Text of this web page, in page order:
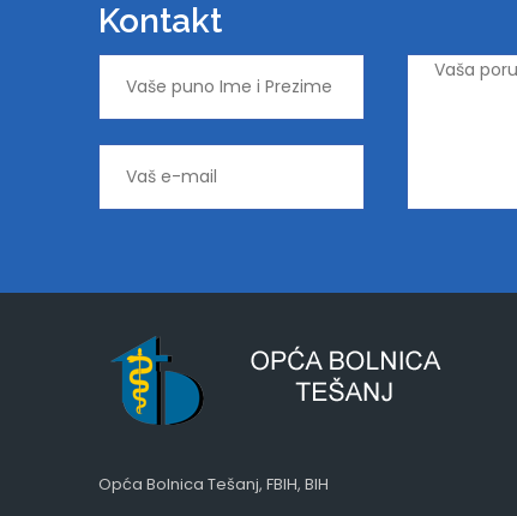
Kontakt
Opća Bolnica Tešanj, FBIH, BIH